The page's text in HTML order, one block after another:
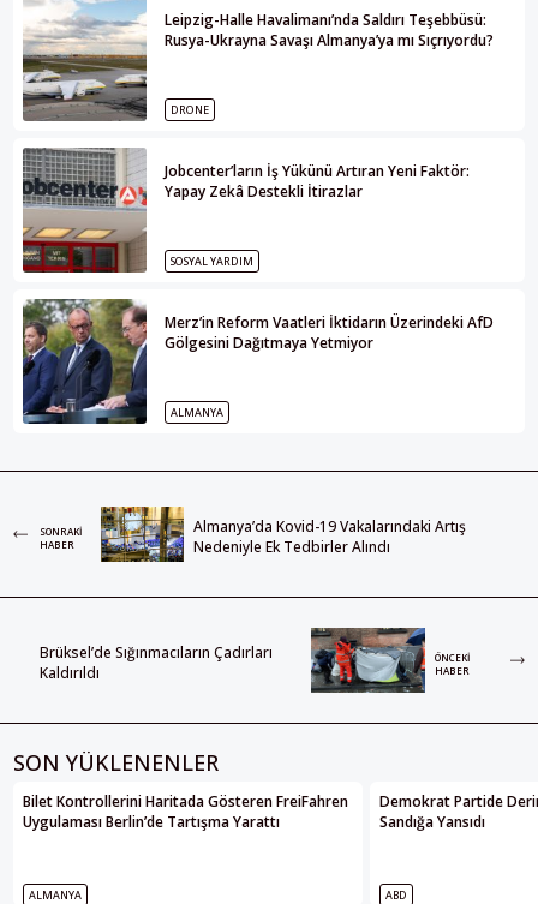
Leipzig-Halle Havalimanı’nda Saldırı Teşebbüsü:
Rusya-Ukrayna Savaşı Almanya’ya mı Sıçrıyordu?
DRONE
Jobcenter’ların İş Yükünü Artıran Yeni Faktör:
Yapay Zekâ Destekli İtirazlar
SOSYAL YARDIM
Merz’in Reform Vaatleri İktidarın Üzerindeki AfD
Gölgesini Dağıtmaya Yetmiyor
ALMANYA
SONRAKI
HABER
Almanya’da Kovid-19 Vakalarındaki Artış
Nedeniyle Ek Tedbirler Alındı
Brüksel’de Sığınmacıların Çadırları
Kaldırıldı
ÖNCEKI
HABER
SON YÜKLENENLER
Bilet Kontrollerini Haritada Gösteren FreiFahren
Uygulaması Berlin’de Tartışma Yarattı
ALMANYA
Demokrat Partide
Sandığa Yansıdı
ABD